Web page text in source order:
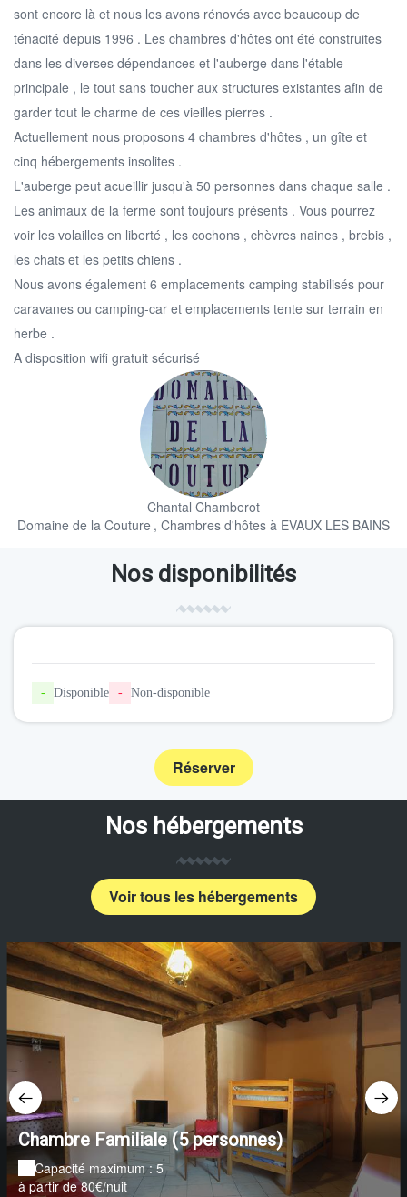
sont encore là et nous les avons rénovés avec beaucoup de
ténacité depuis 1996 . Les chambres d'hôtes ont été construites
dans les diverses dépendances et l'auberge dans l'étable
principale , le tout sans toucher aux structures existantes afin de
garder tout le charme de ces vieilles pierres .
Actuellement nous proposons 4 chambres d'hôtes , un gîte et
cinq hébergements insolites .
L'auberge peut acueillir jusqu'à 50 personnes dans chaque salle .
Les animaux de la ferme sont toujours présents . Vous pourrez
voir les volailles en liberté , les cochons , chèvres naines , brebis ,
les chats et les petits chiens .
Nous avons également 6 emplacements camping stabilisés pour
caravanes ou camping-car et emplacements tente sur terrain en
herbe .
A disposition wifi gratuit sécurisé
Chantal Chamberot
Domaine de la Couture , Chambres d'hôtes à EVAUX LES BAINS
Nos disponibilités
- Disponible - Non-disponible
Réserver
Nos hébergements
Voir tous les hébergements
Chambre Familiale (5 personnes)
Capacité maximum : 5
à partir de 80€/nuit